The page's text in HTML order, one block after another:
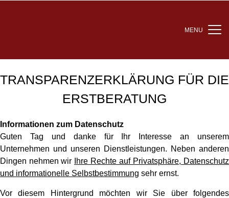
MENU
TRANSPARENZERKLÄRUNG FÜR DIE
ERSTBERATUNG
Informationen zum Datenschutz
Guten Tag und danke für Ihr Interesse an unserem
Unternehmen und unseren Dienstleistungen. Neben anderen
Dingen nehmen wir
Ihre Rechte auf Privatsphäre, Datenschutz
und informationelle Selbstbestimmung sehr ernst.
Vor diesem Hintergrund möchten wir Sie über folgendes